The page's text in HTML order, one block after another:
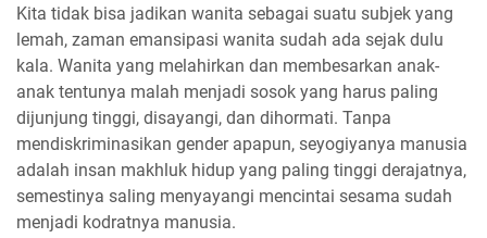
Kita tidak bisa jadikan wanita sebagai suatu subjek yang
lemah, zaman emansipasi wanita sudah ada sejak dulu
kala. Wanita yang melahirkan dan membesarkan anak-
anak tentunya malah menjadi sosok yang harus paling
dijunjung tinggi, disayangi, dan dihormati. Tanpa
mendiskriminasikan gender apapun, seyogiyanya manusia
adalah insan makhluk hidup yang paling tinggi derajatnya,
semestinya saling menyayangi mencintai sesama sudah
menjadi kodratnya manusia.